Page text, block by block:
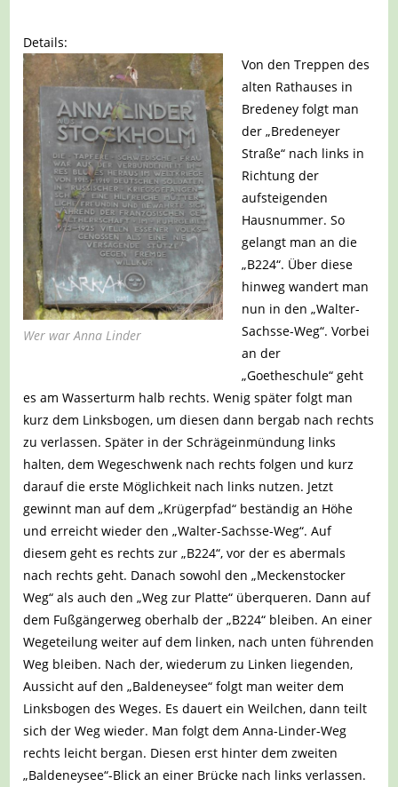
Details:
Wer war Anna Linder
Von den Treppen des
alten Rathauses in
Bredeney folgt man
der „Bredeneyer
Straße“ nach links in
Richtung der
aufsteigenden
Hausnummer. So
gelangt man an die
„B224“. Über diese
hinweg wandert man
nun in den „Walter-
Sachsse-Weg“. Vorbei
an der
„Goetheschule“ geht
es am Wasserturm halb rechts. Wenig später folgt man
kurz dem Linksbogen, um diesen dann bergab nach rechts
zu verlassen. Später in der Schrägeinmündung links
halten, dem Wegeschwenk nach rechts folgen und kurz
darauf die erste Möglichkeit nach links nutzen. Jetzt
gewinnt man auf dem „Krügerpfad“ beständig an Höhe
und erreicht wieder den „Walter-Sachsse-Weg“. Auf
diesem geht es rechts zur „B224“, vor der es abermals
nach rechts geht. Danach sowohl den „Meckenstocker
Weg“ als auch den „Weg zur Platte“ überqueren. Dann auf
dem Fußgängerweg oberhalb der „B224“ bleiben. An einer
Wegeteilung weiter auf dem linken, nach unten führenden
Weg bleiben. Nach der, wiederum zu Linken liegenden,
Aussicht auf den „Baldeneysee“ folgt man weiter dem
Linksbogen des Weges. Es dauert ein Weilchen, dann teilt
sich der Weg wieder. Man folgt dem Anna-Linder-Weg
rechts leicht bergan. Diesen erst hinter dem zweiten
„Baldeneysee“-Blick an einer Brücke nach links verlassen.